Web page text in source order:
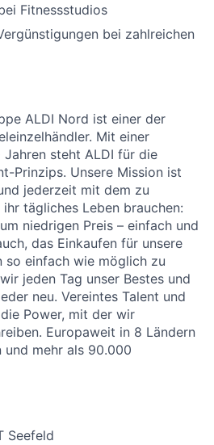
Fitnessstudios
bei zahlreichen
ALDI Nord ist einer der
Mit einer
Jahren steht ALDI für die
Prinzips. Unsere Mission ist
jederzeit mit dem zu
tägliches Leben brauchen:
niedrigen Preis – einfach und
das Einkaufen für unsere
so einfach wie möglich zu
jeden Tag unser Bestes und
neu. Vereintes Talent und
Power, mit der wir
Europaweit in 8 Ländern
mehr als 90.000
Seefeld